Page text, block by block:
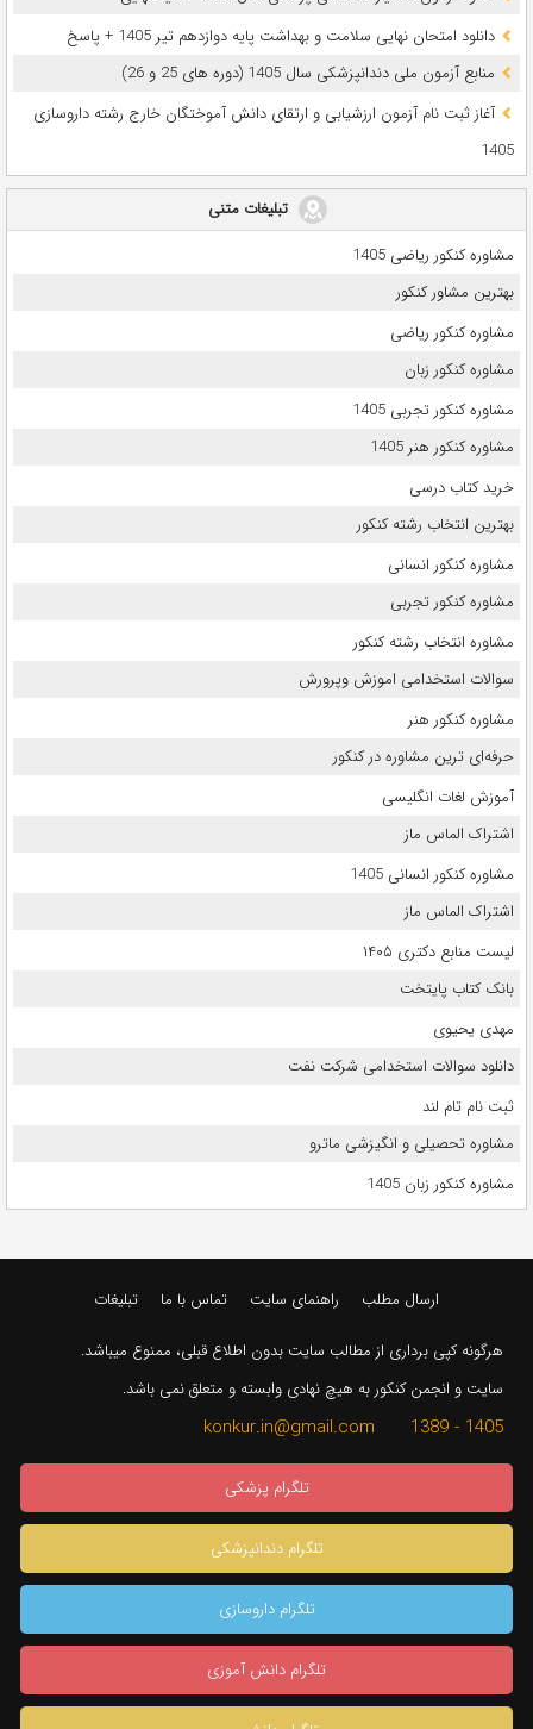
دانلود امتحان نهایی سلامت و بهداشت پایه دوازدهم تیر 1405 + پاسخ
ﻣﻨﺎﺑﻊ آزﻣﻮن ﻣﻠﯽ دندانپزشکی سال 1405 (دوره های 25 و 26)
آغاز ثبت نام آزمون‌ ارزشیابی و ارتقای دانش آموختگان خارج رشته داروسازی
1405
تبلیغات متنی
مشاوره کنکور ریاضی 1405
بهترین مشاور کنکور
مشاوره کنکور ریاضی
مشاوره کنکور زبان
مشاوره کنکور تجربی 1405
مشاوره کنکور هنر 1405
خرید کتاب درسی
بهترین انتخاب رشته کنکور
مشاوره کنکور انسانی
مشاوره کنکور تجربی
مشاوره انتخاب رشته کنکور
سوالات استخدامی اموزش وپرورش
مشاوره کنکور هنر
حرفه‌ای ترین مشاوره در کنکور
آموزش لغات انگلیسی
اشتراک الماس ماز
مشاوره کنکور انسانی 1405
اشتراک الماس ماز
لیست منابع دکتری ۱۴۰۵
بانک کتاب پایتخت
مهدی یحیوی
دانلود سوالات استخدامی شرکت نفت
ثبت نام تام لند
مشاوره تحصیلی و انگیزشی ماترو
مشاوره کنکور زبان 1405
ارسال مطلب راهنمای سایت تماس با ما تبلیغات
هرگونه کپی برداری از مطالب سایت بدون اطلاع قبلی، ممنوع میباشد.
سایت و انجمن کنکور به هیچ نهادی وابسته و متعلق نمی باشد.
1405 - 1389 konkur.in@gmail.com
تلگرام پزشکی
تلگرام دندانپزشکی
تلگرام داروسازی
تلگرام دانش آموزی